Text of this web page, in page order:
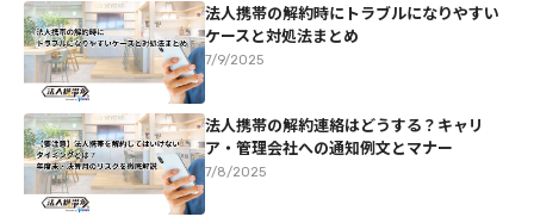
法人携帯の解約時にトラブルになりやすい
ケースと対処法まとめ
7/9/2025
法人携帯の解約連絡はどうする？キャリ
ア・管理会社への通知例文とマナー
7/8/2025